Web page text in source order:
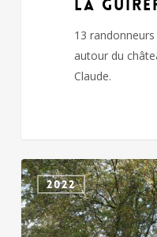
LA
13
autour du
Claude.
CHANTELOUP
2022